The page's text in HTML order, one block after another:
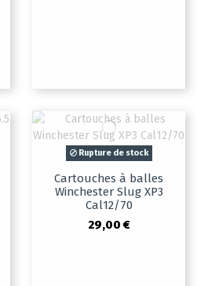
Rupture de stock
Cartouches à balles
Winchester Slug XP3
Cal12/70
29,00 €